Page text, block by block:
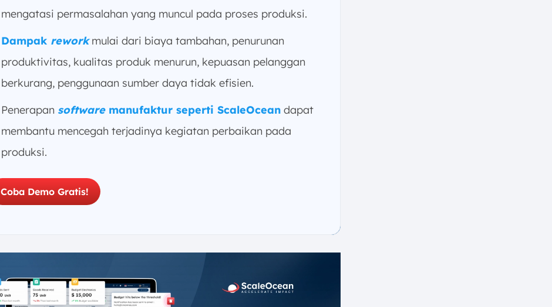
mengatasi permasalahan yang muncul pada proses produksi.
Dampak reworkmulai dari biaya tambahan, penurunan
produktivitas, kualitas produk menurun, kepuasan pelanggan
berkurang, penggunaan sumber daya tidak efisien.
Penerapan softwaremanufaktur seperti ScaleOcean dapat
membantu mencegah terjadinya kegiatan perbaikan pada
produksi.
Coba Demo Gratis!